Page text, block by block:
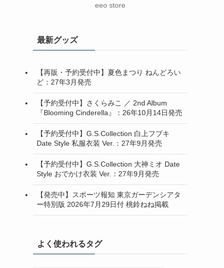
eeo store
最新グッズ
【再販・予約受付中】夏色まつり ねんどろい
ど：27年3月発売
【予約受付中】さくらみこ ／ 2nd Album
『Blooming Cinderella』：26年10月14日発売
【予約受付中】G.S.Collection 白上フブキ
Date Style 私服衣装 Ver.：27年9月発売
【予約受付中】G.S.Collection 大神ミオ Date
Style おでかけ衣装 Ver.：27年9月発売
【発売中】スポーツ報知 東京ガーデンシアタ
ー特別版 2026年7月29日付 桃鈴ねね掲載
よく使われるタグ